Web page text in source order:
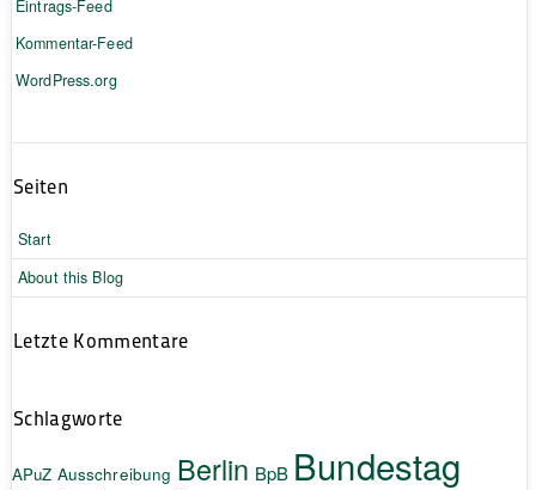
Eintrags-Feed
Kommentar-Feed
WordPress.org
Seiten
Start
About this Blog
Letzte Kommentare
Schlagworte
APuZ Ausschreibung Berlin BpB Bundestag